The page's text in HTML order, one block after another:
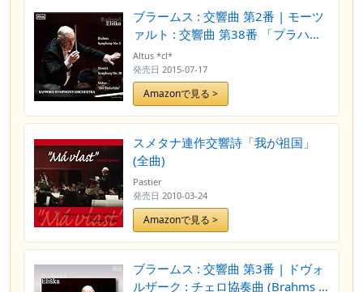
ブラームス : 交響曲 第2番 | モーツ
ァルト : 交響曲 第38番 「プラハ」
| ウェーバー : 「魔弾の射手」
(Brahms : Symphony No.2 |
Mozart : Symphony No.38 | Weber
: ''Der Freischutz'' / Radomil Eliska ,
[Live Recording]
Altus *cl*
発売日 2015-07-17
Amazonで見る >
スメタナ連作交響詩「我が祖国」
(全曲)
Pastier
発売日 2010-03-24
Amazonで見る >
ブラームス : 交響曲 第3番 | ドヴォ
ルザーク : チェロ協奏曲 (Brahms :